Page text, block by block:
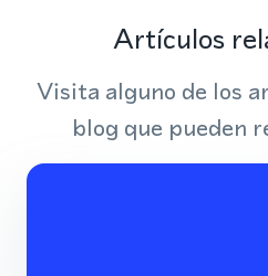
Artículos
Visita alguno de los
blog que pueden